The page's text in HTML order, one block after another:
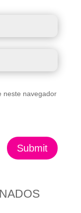
neste navegador
Submit